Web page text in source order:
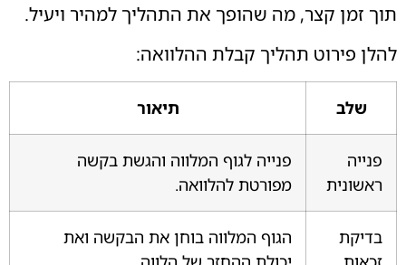
תוך זמן קצר, מה שהופך את התהליך למהיר ויעיל.
להלן פירוט תהליך קבלת ההלוואה:
שלב תיאור
פנייה
ראשונית
פנייה לגוף המלווה והגשת בקשה
מפורטת להלוואה.
בדיקת
הגוף המלווה בוחן את הבקשה ואת